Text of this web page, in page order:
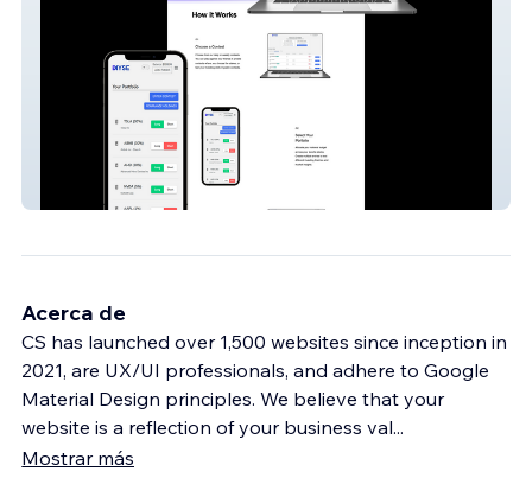
Acerca de
CS has launched over 1,500 websites since inception in
2021, are UX/UI professionals, and adhere to Google
Material Design principles. We believe that your
website is a reflection of your business val...
Mostrar más